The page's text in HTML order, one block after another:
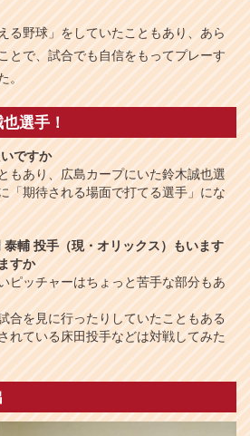
る野球」をしていたこともあり、あら
とで、試合でも自信をもってプレーす
選手！
ですか
もあり、広島カープにいた鈴木誠也選
「期待される場面で打てる選手」にな
泰輔 投手（現・オリックス）もいます
すか
ピッチャーはちょっと苦手な部分もあ
合を見に行ったりしていたこともある
れている床田投手などは対戦してみた